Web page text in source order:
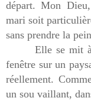
départ. Mon
mari soit
sans prendre la
Elle se mit à
fenêtre sur un
réellement.
un sou vaillant,